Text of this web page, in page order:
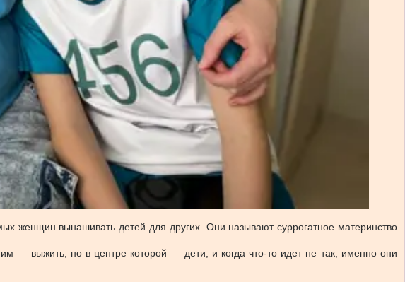
женщин вынашивать детей для других. Они называют суррогатное материнство
— выжить, но в центре которой — дети, и когда что-то идет не так, именно они